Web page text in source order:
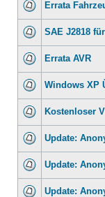
Errata
SAE J2818
Errata AVR
Windows XP
Kostenloser
Update:
Update:
Update: